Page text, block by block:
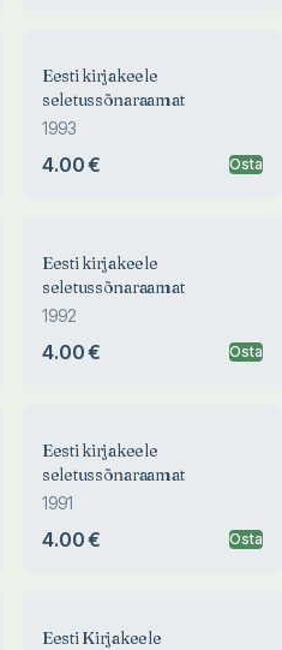
Eesti kirjakeele
seletussõnaraamat
1993
4.00 € Osta
Eesti kirjakeele
seletussõnaraamat
1992
4.00 € Osta
Eesti kirjakeele
seletussõnaraamat
1991
4.00 € Osta
Eesti Kirjakeele